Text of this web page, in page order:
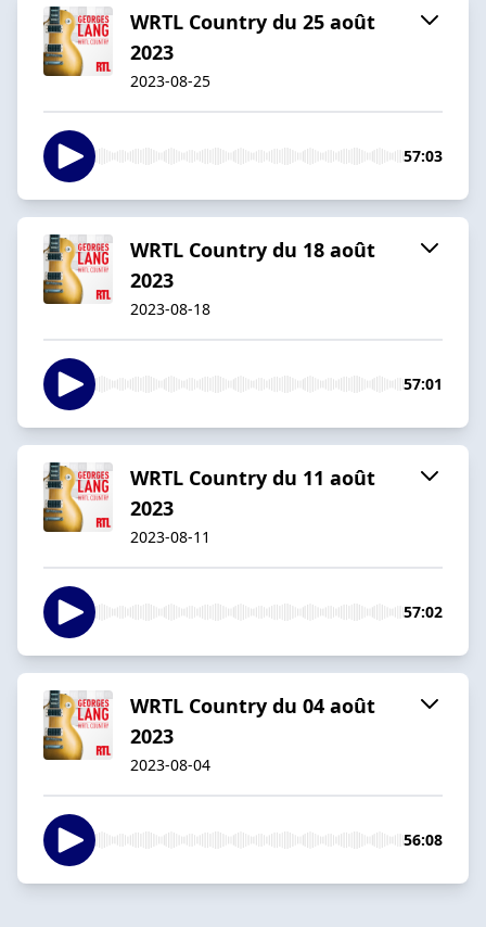
WRTL Country du 25 août
2023
2023-08-25
57:03
WRTL Country du 18 août
2023
2023-08-18
57:01
WRTL Country du 11 août
2023
2023-08-11
57:02
WRTL Country du 04 août
2023
2023-08-04
56:08